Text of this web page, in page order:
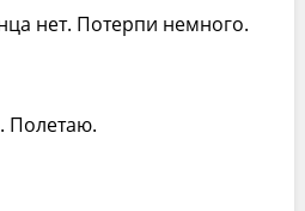
нет. Потерпи немного.
Полетаю.